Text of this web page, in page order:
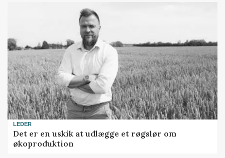
LEDER
Det er en uskik at udlægge et røgslør om
økoproduktion